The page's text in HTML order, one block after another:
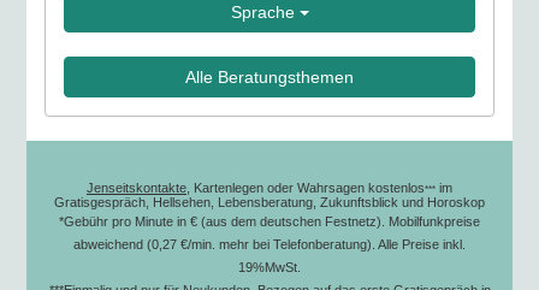
Sprache
Alle Beratungsthemen
Jenseitskontakte , Kartenlegen oder Wahrsagen kostenlos*** im
Gratisgespräch, Hellsehen, Lebensberatung, Zukunftsblick und Horoskop
*Gebühr pro Minute in € (aus dem deutschen Festnetz). Mobilfunkpreise
abweichend (0,27 €/min. mehr bei Telefonberatung). Alle Preise inkl.
19%MwSt.